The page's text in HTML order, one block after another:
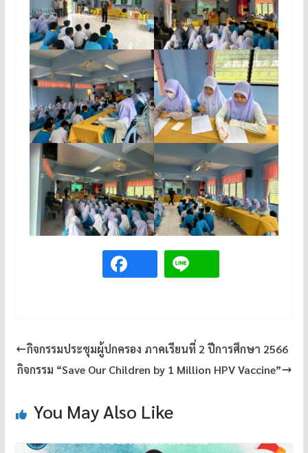
กิจกรรมประชุมผู้ปกครอง ภาคเรียนที่ 2 ปีการศึกษา 2566
กิจกรรม “Save Our Children by 1 Million HPV Vaccine”
You May Also Like